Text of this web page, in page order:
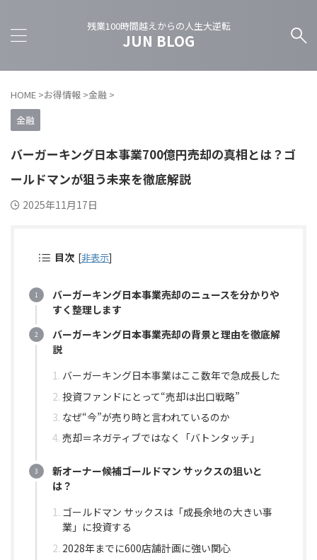
残業100時間越えからの人生大逆転
JUN BLOG
HOME >お得情報 >金融 >
金融
バーガーキング日本事業700億円売却の真相とは？ゴ
ールドマンが狙う未来を徹底解説
2025年11月17日
目次 [非表示]
バーガーキング日本事業売却のニュースを分かりや
すく整理します
バーガーキング日本事業売却の背景と理由を徹底解
説
バーガーキング日本事業はここ数年で急成長した
投資ファンドにとって“売却は出口戦略”
なぜ“今”が売り時と言われているのか
売却＝ネガティブではなく「バトンタッチ」
新オーナー候補ゴールドマン サックスの狙いと
は？
ゴールドマン サックスは「成長余地の大きい事
業」に投資する
2028年までに600店舗計画に強い関心